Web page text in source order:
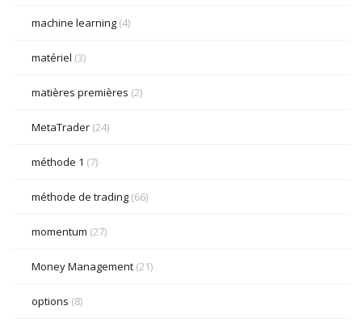
machine learning (4)
matériel (3)
matières premières (2)
MetaTrader (24)
méthode 1 (7)
méthode de trading (66)
momentum (27)
Money Management (21)
options (8)